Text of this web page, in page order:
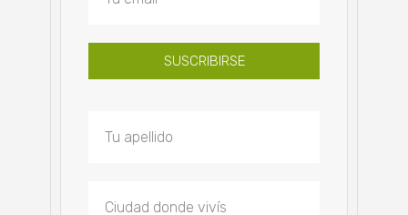
SUSCRIBIRSE